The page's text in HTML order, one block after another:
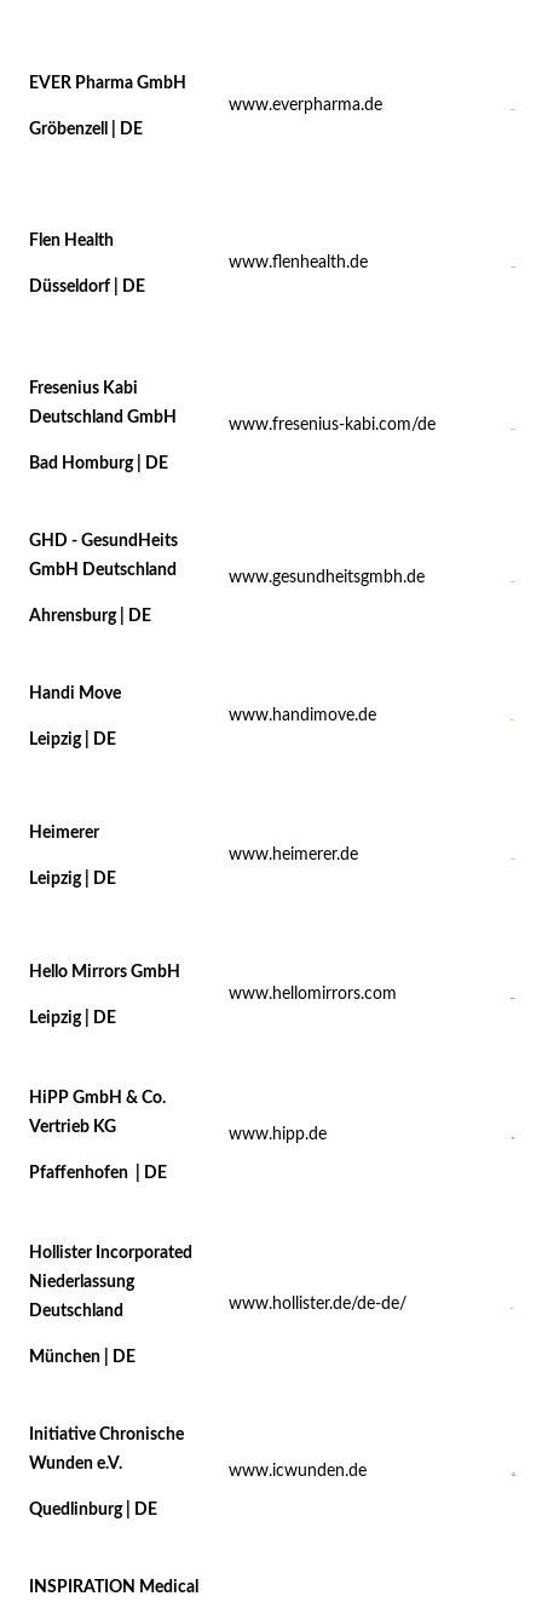
EVER Pharma GmbH
Gröbenzell | DE
www.everpharma.de
Flen Health
Düsseldorf | DE
www.flenhealth.de
Fresenius Kabi
Deutschland GmbH
Bad Homburg | DE
www.fresenius-kabi.com/de
GHD - GesundHeits
GmbH Deutschland
Ahrensburg | DE
www.gesundheitsgmbh.de
Handi Move
Leipzig | DE
www.handimove.de
Heimerer
Leipzig | DE
www.heimerer.de
Hello Mirrors GmbH
Leipzig | DE
www.hellomirrors.com
HiPP GmbH & Co.
Vertrieb KG
Pfaffenhofen | DE
www.hipp.de
Hollister Incorporated
Niederlassung
Deutschland
München | DE
www.hollister.de/de-de/
Initiative Chronische
Wunden e.V.
Quedlinburg | DE
www.icwunden.de
INSPIRATION Medical